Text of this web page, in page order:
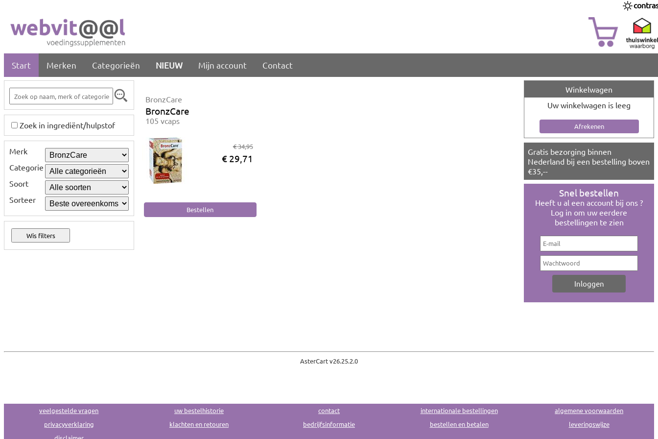
Start Merken Categorieën NIEUW Mijn account Contact
Zoek in ingrediënt/hulpstof
Merk
Categorie
Soort
Sorteer
BronzCare
BronzCare
105 vcaps
€ 34,95
€ 29,71
Winkelwagen
Uw winkelwagen is leeg
Gratis bezorging binnen
Nederland bij een bestelling boven
€35,--
Snel bestellen
Heeft u al een account bij ons ?
Log in om uw eerdere
bestellingen te zien
veelgestelde vragen uw bestelhistorie contact internationale bestellingen
algemene voorwaarden
privacyverklaring
klachten en retouren bedrijfsinformatie bestellen en betalen
leveringswijze
AsterCart v26.25.2.0